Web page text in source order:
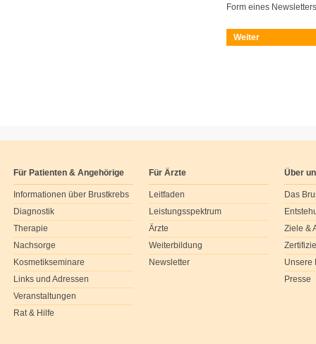
Form eines
Weiter
Für Patienten & Angehörige
Informationen über Brustkrebs
Diagnostik
Therapie
Nachsorge
Kosmetikseminare
Links und Adressen
Veranstaltungen
Rat & Hilfe
Für Ärzte
Leitfaden
Leistungsspektrum
Ärzte
Weiterbildung
Newsletter
Über
Das
Ziele &
Unsere
Presse